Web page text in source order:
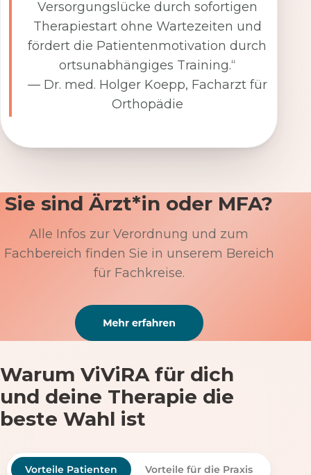
Versorgungslücke durch sofortigen
Therapiestart ohne Wartezeiten und
fördert die Patientenmotivation durch
ortsunabhängiges Training.“
— Dr. med. Holger Koepp, Facharzt für
Orthopädie
Sie sind Ärzt*in oder MFA?
Alle Infos zur Verordnung und zum
Fachbereich finden Sie in unserem Bereich
für Fachkreise.
Warum ViViRA für dich
und deine Therapie die
beste Wahl ist
Vorteile Patienten Vorteile für die Praxis